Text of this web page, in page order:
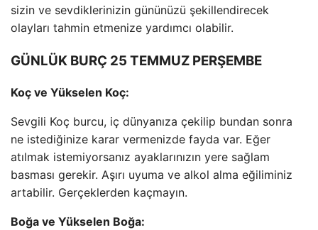
sizin ve sevdiklerinizin gününüzü şekillendirecek
olayları tahmin etmenize yardımcı olabilir.
GÜNLÜK BURÇ 25 TEMMUZ PERŞEMBE
Koç ve Yükselen Koç:
Sevgili Koç burcu, iç dünyanıza çekilip bundan sonra
ne istediğinize karar vermenizde fayda var. Eğer
atılmak istemiyorsanız ayaklarınızın yere sağlam
basması gerekir. Aşırı uyuma ve alkol alma eğiliminiz
artabilir. Gerçeklerden kaçmayın.
Boğa ve Yükselen Boğa: